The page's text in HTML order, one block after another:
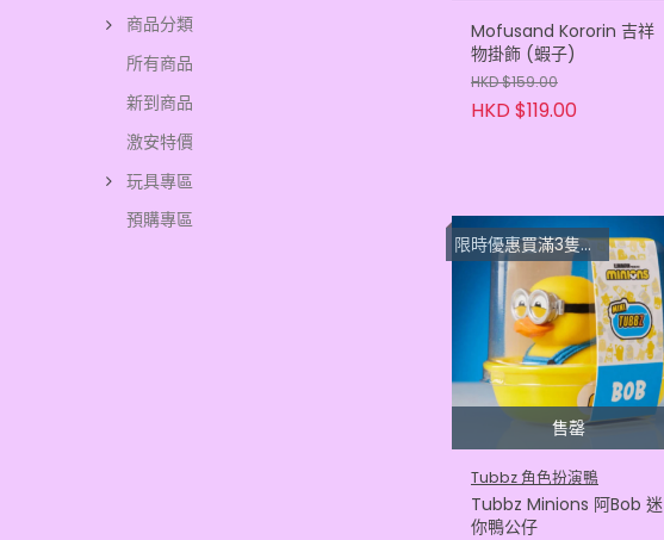
商品分類
所有商品
新到商品
激安特價
玩具專區
預購專區
Mofusand Kororin 吉祥
物掛飾 (蝦子)
HKD $159.00
HKD $119.00
售罄
限時優惠買滿3隻或以上每隻 $33.3
Tubbz 角色扮演鴨
Tubbz Minions 阿Bob 迷
你鴨公仔